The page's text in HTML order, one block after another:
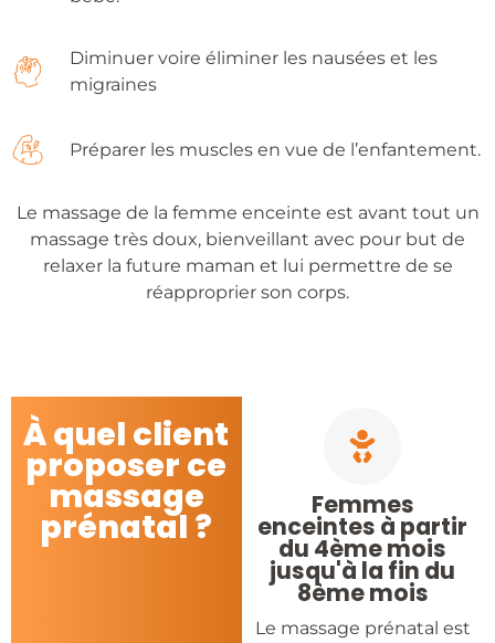
Diminuer voire éliminer les nausées et les
migraines
Préparer les muscles en vue de l’enfantement.
Le massage de la femme enceinte est avant tout un
massage très doux, bienveillant avec pour but de
relaxer la future maman et lui permettre de se
réapproprier son corps.
À quel client
proposer ce
massage
prénatal ?
Femmes
enceintes à partir
du 4ème mois
jusqu'à la fin du
8ème mois
Le massage prénatal est